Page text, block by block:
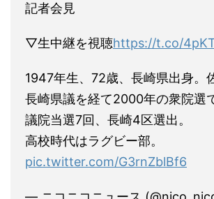
記者会見
▽生中継を視聴https://t.co/
1947年生、72歳、長崎県出身。
長崎県議を経て2000年の衆院選
議院当選7回、長崎4区選出。
高校時代はラグビー部。
pic.twitter.com/G3rnZblBf6